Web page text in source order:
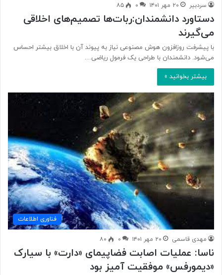
سردبیر ۲۰ مهر ۱۴۰۱ ۰ ۸۵
دستاورد دانشمندان:ربات‌ها تصمیم‌های اخلاقی
می‌گیرند
با پیشرفت روزافزون هوش مصنوعی نیاز به پیوند آن با اخلاق بیشتر احساس
می‌شود. دانشمندان با طراحی یک فرمول ریاضی…
بیشتر بخوانید »
فناوری اطلاعات
مهدی قاسمی ۲۰ مهر ۱۴۰۱ ۰ ۸۰
ناسا: عملیات اصابت فضاپیمای «دارت» با سیارک
«دیمورفس» موفقیت آمیز بود